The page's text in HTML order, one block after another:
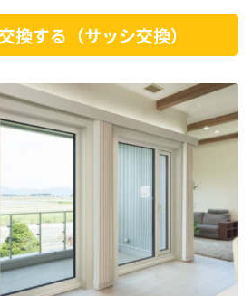
換する（サッシ交換）